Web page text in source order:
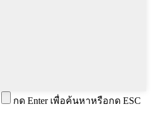
กด Enter เพื่อค้นหาหรือกด ESC